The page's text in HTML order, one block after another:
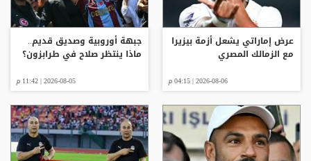
عرض إماراتي يشعل أزمة بيزيرا
مع الزمالك المصري
2026-08-06 | 04:15 م
جبهة أوروبية وصديق قديم..
ماذا ينتظر صلاح في طرابزون؟
2026-08-05 | 11:42 م